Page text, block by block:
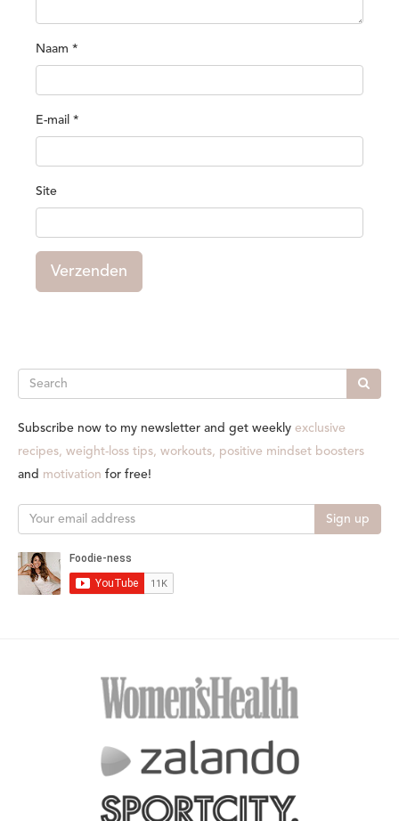
Naam *
E-mail *
Site
Verzenden
Search
Subscribe now to my newsletter and get weekly exclusive
recipes, weight-loss tips, workouts, positive mindset boosters
and motivation for free!